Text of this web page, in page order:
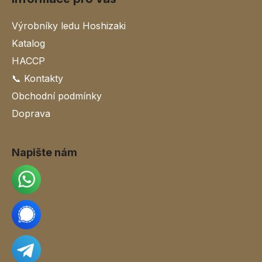
Výrobníky ledu Hoshizaki
Katalog
HACCP
📞 Kontakty
Obchodní podmínky
Doprava
Napište nám